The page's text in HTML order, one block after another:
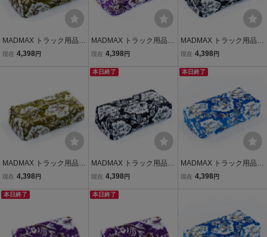
MADMAX トラック用品
金華山 新格子 ティッシュ
現在 4,398円
MADMAX トラック用品
金華山 新格子 ティッシュ
ドレスアップ 雅【送料80
現在 4,398円
MADMAX トラック用品
金華山 新格子 ティッシュ
ドレスアップ 雅【送料80
現在 4,398円
MADMAX トラック用品
金華山 新格子 ティッシュ
リー インテリア【送料80
現在 4,398円
本日終了
MADMAX トラック用品
金華山 新格子 ティッシュ
リー インテリア【送料80
現在 4,398円
本日終了
MADMAX トラック用品
金華山 新格子 ティッシュ
現在 4,398円
本日終了 本日終了